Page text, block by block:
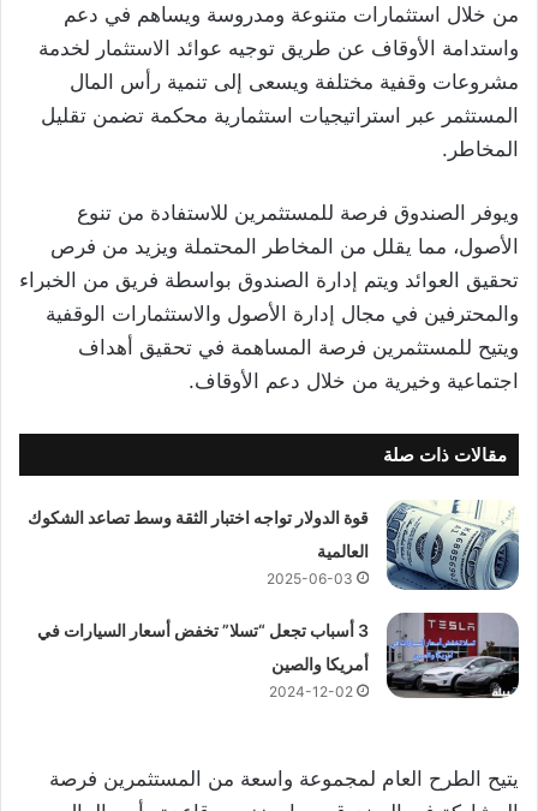
من خلال استثمارات متنوعة ومدروسة ويساهم في دعم
واستدامة الأوقاف عن طريق توجيه عوائد الاستثمار لخدمة
مشروعات وقفية مختلفة ويسعى إلى تنمية رأس المال
المستثمر عبر استراتيجيات استثمارية محكمة تضمن تقليل
المخاطر.
ويوفر الصندوق فرصة للمستثمرين للاستفادة من تنوع
الأصول، مما يقلل من المخاطر المحتملة ويزيد من فرص
تحقيق العوائد ويتم إدارة الصندوق بواسطة فريق من الخبراء
والمحترفين في مجال إدارة الأصول والاستثمارات الوقفية
ويتيح للمستثمرين فرصة المساهمة في تحقيق أهداف
اجتماعية وخيرية من خلال دعم الأوقاف.
مقالات ذات صلة
قوة الدولار تواجه اختبار الثقة وسط تصاعد الشكوك
العالمية
2025-06-03
3 أسباب تجعل “تسلا” تخفض أسعار السيارات في
أمريكا والصين
2024-12-02
يتيح الطرح العام لمجموعة واسعة من المستثمرين فرصة